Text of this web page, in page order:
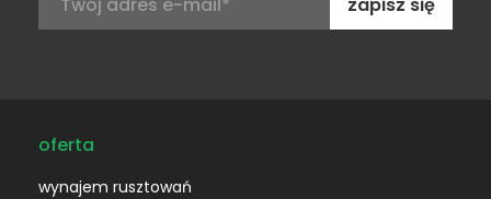
oferta
wynajem rusztowań